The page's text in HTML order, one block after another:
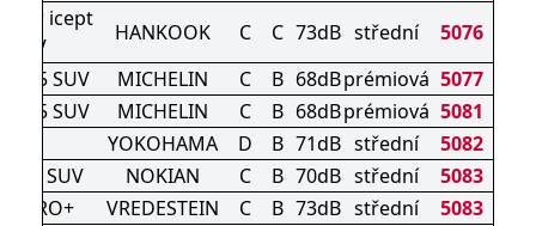
icept
SUV
HANKOOK C C 73dB střední
5076
5 SUV
MICHELIN C B 68dBprémiová 5077
5 SUV
MICHELIN C B 68dBprémiová 5081
YOKOHAMA D B 71dB střední
5082
2 SUV
NOKIAN C B 70dB střední
5083
PRO+
VREDESTEIN C B 73dB střední
5083